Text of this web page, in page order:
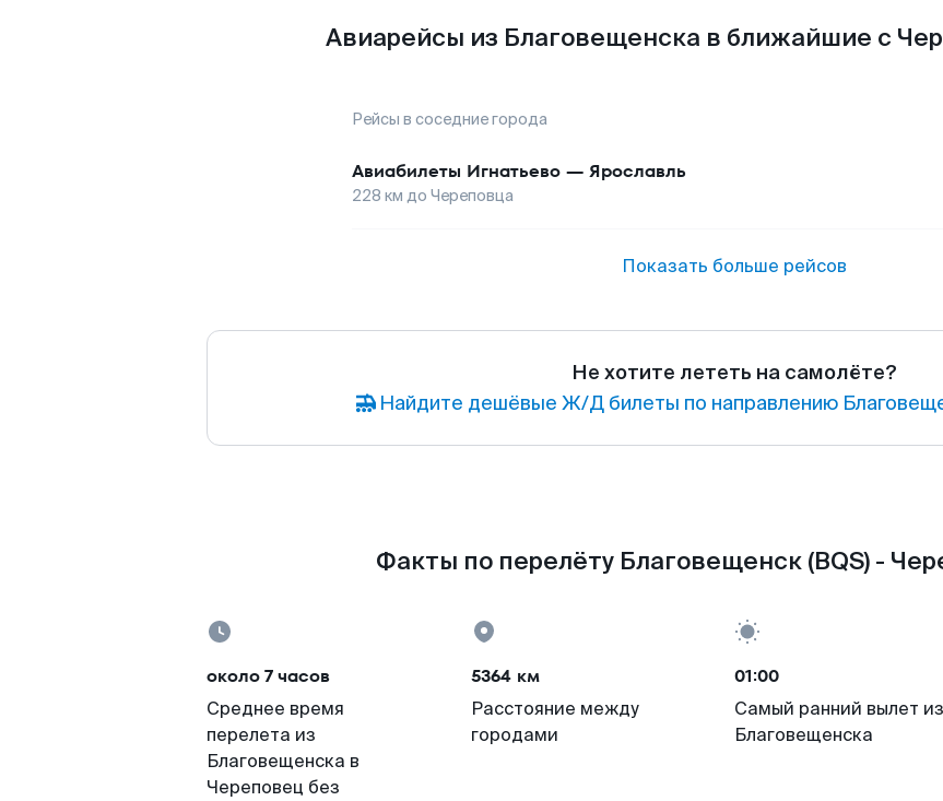
Авиарейсы из Благовещенска в ближайшие с
Рейсы в соседние города
Авиабилеты Игнатьево — Ярославль
228 км до Череповца
Показать больше рейсов
Не хотите лететь на самолёте?
Найдите дешёвые Ж/Д билеты по направлению
Факты по перелёту Благовещенск (BQS) -
около 7 часов
Среднее время
перелета из
Благовещенска в
Череповец без
5364 км
Расстояние между
городами
01:00
Самый ранний вылет из
Благовещенска